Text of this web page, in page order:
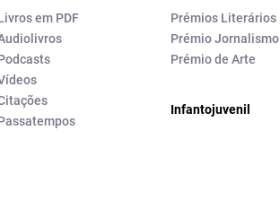
em PDF
Prémios Literários
Prémio Jornalismo
Prémio de Arte
Infantojuvenil